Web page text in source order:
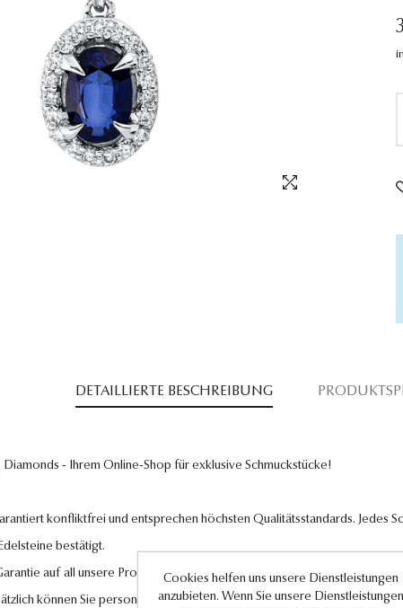
DETAILLIERTE BESCHREIBUNG
- Ihrem Online-Shop für exklusive Schmuckstücke!
konfliktfrei und entsprechen höchsten Qualitätsstandards. Jedes
bestätigt.
auf all unsere Produkte und legen großen Wert auf Ihre
können Sie personalisierte Geschenkkarten hinzufügen, um Ihren
Cookies helfen uns unsere Dienstleistungen
anzubieten. Wenn Sie unsere Dienstleistungen